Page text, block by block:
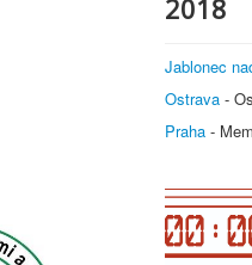
2018
Jablonec
Ostrava -
Praha -